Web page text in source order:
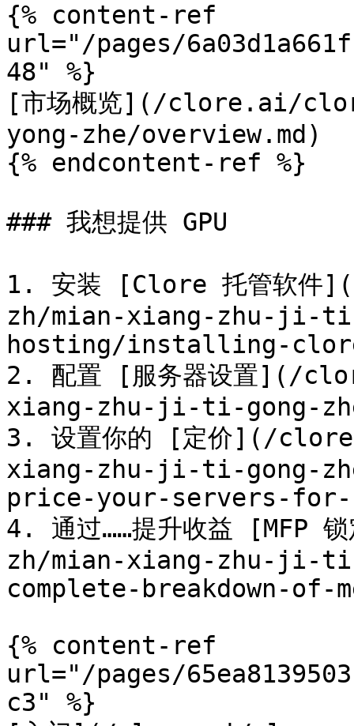
{% content-ref
url="/pages/
48" %}
[市场概览](/clore.ai/
yong-zhe/overview.md)
{% endcontent-ref %}
### 我想提供 GPU
1. 安装 [Clore 托管软
zh/mian-xiang-zhu-ji-
hosting/installing-
2. 配置 [服务器设置](/
xiang-zhu-ji-ti-gong-
3. 设置你的 [定价](/
xiang-zhu-ji-ti-gong-
price-your-servers-
4. 通过……提升收益
zh/mian-xiang-zhu-ji-
complete-breakdown-of-
{% content-ref
url="/pages/
c3" %}